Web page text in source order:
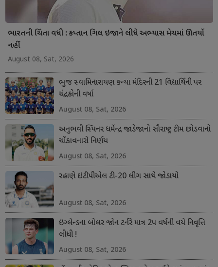
ભારતની ચિંતા વધી : કપ્તાન ગિલ ઇજાને લીધે અભ્યાસ મેચમાં ઊતર્યો
નહીં
August 08, Sat, 2026
ભુજ સ્વામિનારાયણ કન્યા મંદિરની 21 વિદ્યાર્થિની પર
ચંદ્રકોની વર્ષા
August 08, Sat, 2026
અનુભવી સ્પિનર ધર્મેન્દ્ર જાડેજાનો સૌરાષ્ટ્ર ટીમ છોડવાનો
ચોંકાવનારો નિર્ણય
August 08, Sat, 2026
રહાણે ઇટીપીએલ ટી-20 લીગ સાથે જોડાયો
August 08, Sat, 2026
ઇંગ્લેન્ડના બોલર જોન ટર્નરે માત્ર 2પ વર્ષની વયે નિવૃત્તિ
લીધી !
August 08, Sat, 2026